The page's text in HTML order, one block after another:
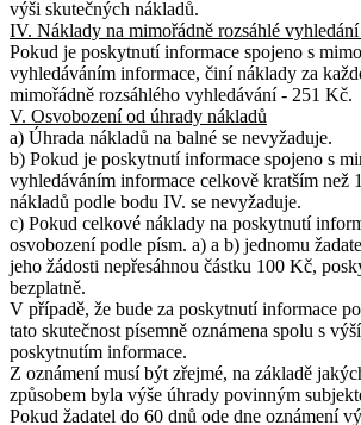
výši skutečných nákladů.
IV. Náklady na mimořádně rozsáhlé
Pokud je poskytnutí informace spojeno s
vyhledáváním informace, činí náklady za
mimořádně rozsáhlého vyhledávání - 251 Kč.
V. Osvobození od úhrady nákladů
a) Úhrada nákladů na balné se nevyžaduje.
b) Pokud je poskytnutí informace spojeno s
vyhledáváním informace celkově kratším než
nákladů podle bodu IV. se nevyžaduje.
c) Pokud celkové náklady na poskytnutí
osvobození podle písm. a) a b) jednomu
jeho žádosti nepřesáhnou částku 100 Kč,
bezplatně.
V případě, že bude za poskytnutí informace
tato skutečnost písemně oznámena spolu s
poskytnutím informace.
Z oznámení musí být zřejmé, na základě
způsobem byla výše úhrady povinným
Pokud žadatel do 60 dnů ode dne oznámení